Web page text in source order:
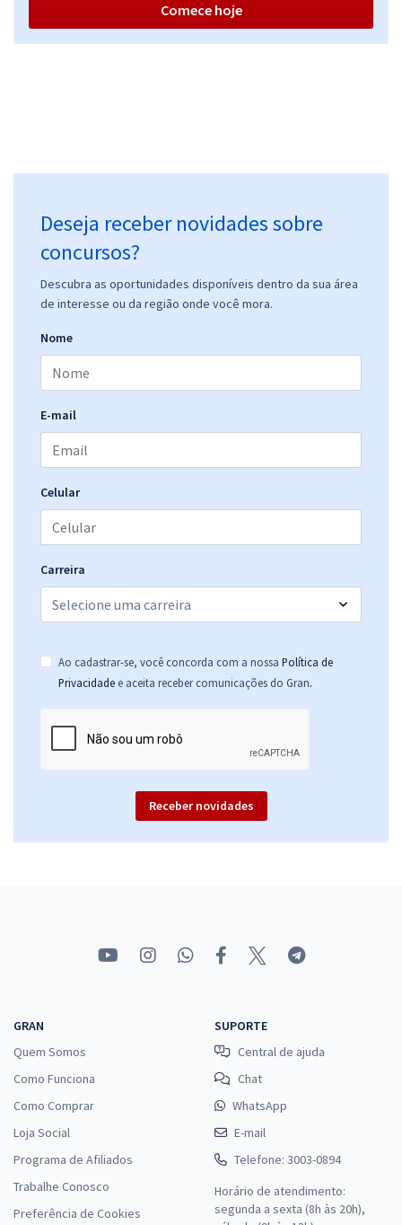
Comece hoje
Deseja receber novidades sobre
concursos?
Descubra as oportunidades disponíveis dentro da sua área
de interesse ou da região onde você mora.
Nome
E-mail
Celular
Carreira
Ao cadastrar-se, você concorda com a nossa Política de
Privacidade e aceita receber comunicações do Gran.
Receber novidades
GRAN
Quem Somos
Como Funciona
Como Comprar
Loja Social
Programa de Afiliados
Trabalhe Conosco
Preferência de Cookies
SUPORTE
Central de ajuda
Chat
WhatsApp
E-mail
Telefone: 3003-0894
Horário de atendimento:
segunda a sexta (8h às 20h),